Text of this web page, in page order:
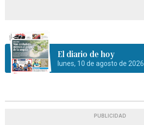
El diario de hoy
lunes, 10 de agosto de 2026
PUBLICIDAD